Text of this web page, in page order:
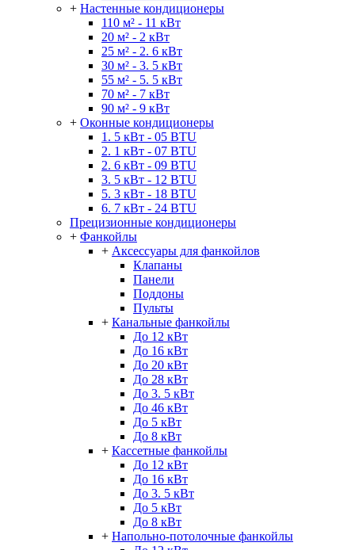
+ Настенные кондиционеры
110 м² - 11 кВт
20 м² - 2 кВт
25 м² - 2. 6 кВт
30 м² - 3. 5 кВт
55 м² - 5. 5 кВт
70 м² - 7 кВт
90 м² - 9 кВт
+ Оконные кондиционеры
1. 5 кВт - 05 BTU
2. 1 кВт - 07 BTU
2. 6 кВт - 09 BTU
3. 5 кВт - 12 BTU
5. 3 кВт - 18 BTU
6. 7 кВт - 24 BTU
Прецизионные кондиционеры
+ Фанкойлы
+ Аксессуары для фанкойлов
Клапаны
Панели
Поддоны
Пульты
+ Канальные фанкойлы
До 12 кВт
До 16 кВт
До 20 кВт
До 28 кВт
До 3. 5 кВт
До 46 кВт
До 5 кВт
До 8 кВт
+ Кассетные фанкойлы
До 12 кВт
До 16 кВт
До 3. 5 кВт
До 5 кВт
До 8 кВт
+ Напольно-потолочные фанкойлы